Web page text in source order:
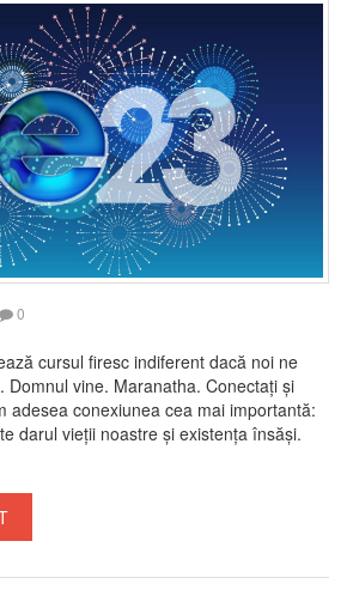
0
cursul firesc indiferent dacă noi ne
Domnul vine. Maranatha. Conectați și
adesea conexiunea cea mai importantă:
darul vieții noastre și existența însăși.